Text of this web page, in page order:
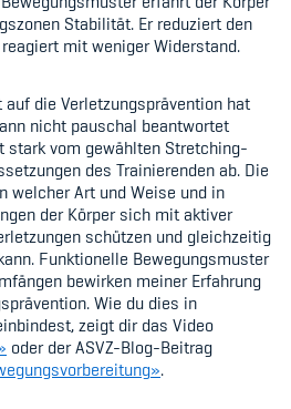
Stabilität. Er reduziert den
mit weniger Widerstand.
die Verletzungsprävention hat
nicht pauschal beantwortet
stark vom gewählten Stretching-
des Trainierenden ab. Die
welcher Art und Weise und in
der Körper sich mit aktiver
schützen und gleichzeitig
Funktionelle Bewegungsmuster
bewirken meiner Erfahrung
Wie du dies in
zeigt dir das Video
oder der ASVZ-Blog-Beitrag
».